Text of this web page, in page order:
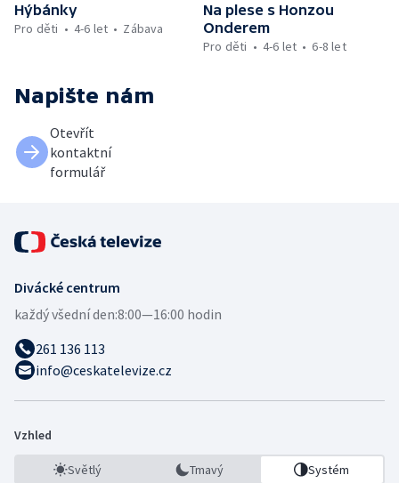
Hýbánky
Pro děti
4-6 let Zábava
Na plese s Honzou
Onderem
Pro děti
4-6 let 6-8 let
Napište nám
Otevřít
kontaktní
formulář
Divácké centrum
každý všední den:8:00—16:00 hodin
261 136 113
info@ceskatelevize.cz
Vzhled
Světlý Tmavý Systém